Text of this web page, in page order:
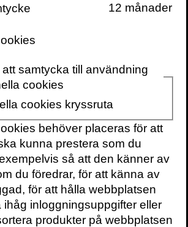
paradigmskiftande
naturen som Pella Thiel
för. Hon visar vägen till
cirkulärt företagande. I
(2020) skriver hon och
om hur ett starkt juridiskt
livsviktiga ekosystemen kan
förflyttas från
som inte håller måttet, och i
pengarna där innovation
stimuleras. Ytterst innebär
syn på vårt förhållande till
rättsfilosofi.
12 månader
samtycka till användning
cookies
cookies kryssruta
behöver placeras för att
kunna prestera som du
så att den känner av
du föredrar, för att känna av
för att hålla webbplatsen
ihåg inloggningsuppgifter eller
produkter på webbplatsen